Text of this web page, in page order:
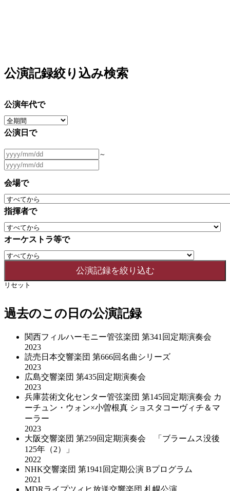
公演記録絞り込み検索
公演年代で
公演日で
～
会場で
指揮者で
オーケストラ等で
リセット
過去のこの日の公演記録
関西フィルハーモニー管弦楽団 第341回定期演奏会
2023
読売日本交響楽団 第666回名曲シリーズ
2023
広島交響楽団 第435回定期演奏会
2023
兵庫芸術文化センター管弦楽団 第145回定期演奏会 カ
ーチュン・ウォン×小曽根真 ショスタコーヴィチ＆マ
ーラー
2023
大阪交響楽団 第259回定期演奏会 「ブラームス没後
125年（2）」
2022
NHK交響楽団 第1941回定期公演 Bプログラム
2021